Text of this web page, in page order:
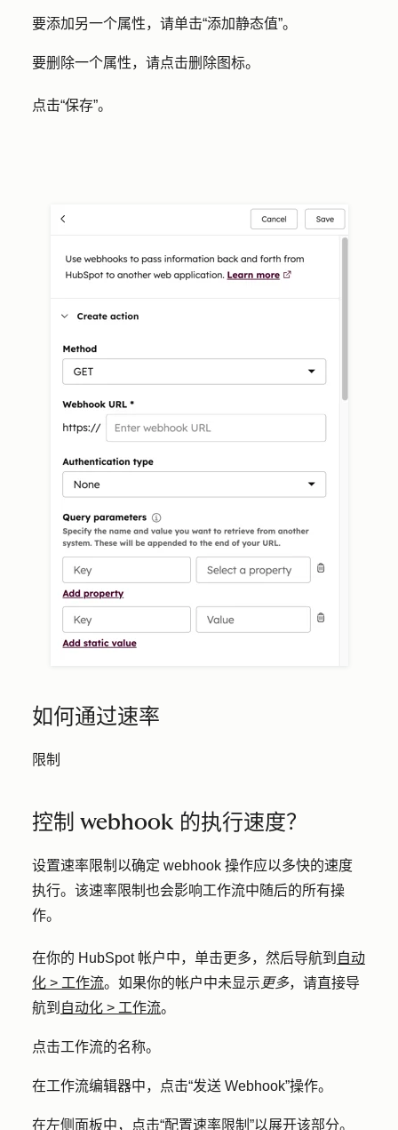
要添加另一个属性，请单击“添加静态值”。
要删除一个属性，请点击删除图标。
点击“保存”。
如何通过速率
限制
控制 webhook 的执行速度？
设置速率限制以确定 webhook 操作应以多快的速度
执行。该速率限制也会影响工作流中随后的所有操
作。
在你的 HubSpot 帐户中，单击更多，然后导航到 自动
化 > 工作流。如果你的帐户中未显示 更多，请直接导
航到 自动化 > 工作流。
点击工作流的名称。
在工作流编辑器中，点击“发送 Webhook”操作。
在左侧面板中，点击“配置速率限制 ”以展开该部分。